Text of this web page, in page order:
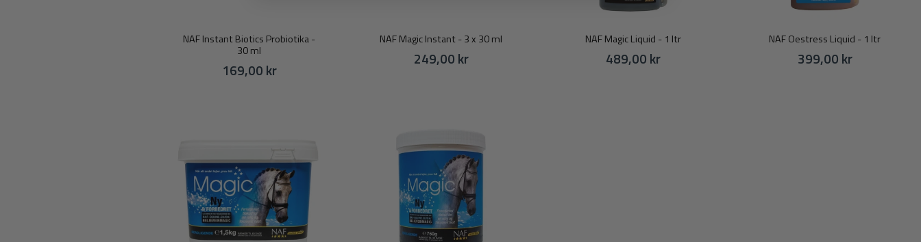
NAF Instant Biotics Probiotika -
30 ml
169,00 kr
NAF Magic Instant - 3 x 30 ml
249,00 kr
NAF Magic Liquid - 1 ltr
489,00 kr
NAF Oestress Liquid - 1 ltr
399,00 kr